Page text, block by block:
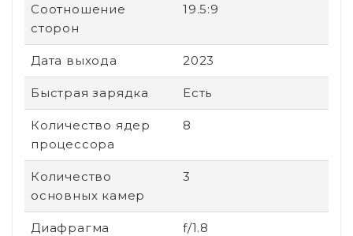
Соотношение
сторон
19.5:9
Дата выхода 2023
Быстрая зарядка Есть
Количество ядер
процессора
8
Количество
основных камер
3
Диафрагма f/1.8